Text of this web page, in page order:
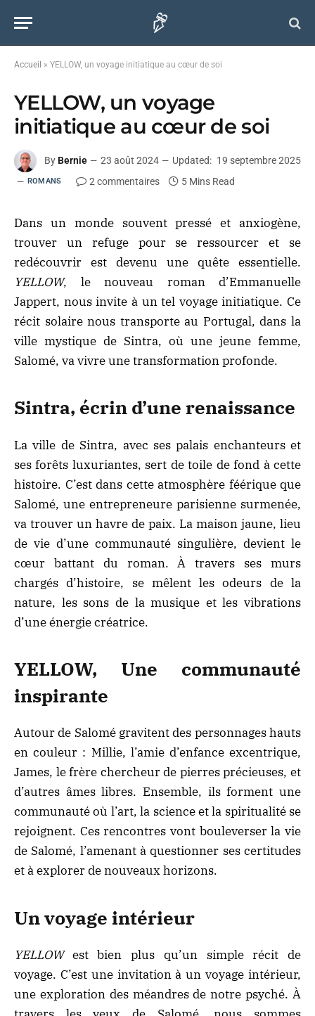
Accueil » YELLOW, un voyage initiatique au cœur de soi
YELLOW, un voyage
initiatique au cœur de soi
By Bernie 23 août 2024 Updated: 19 septembre 2025
ROMANS 2 commentaires 5 Mins Read
Dans un monde souvent pressé et anxiogène,
trouver un refuge pour se ressourcer et se
redécouvrir est devenu une quête essentielle.
YELLOW, le nouveau roman d’Emmanuelle
Jappert, nous invite à un tel voyage initiatique. Ce
récit solaire nous transporte au Portugal, dans la
ville mystique de Sintra, où une jeune femme,
Salomé, va vivre une transformation profonde.
Sintra, écrin d’une renaissance
La ville de Sintra, avec ses palais enchanteurs et
ses forêts luxuriantes, sert de toile de fond à cette
histoire. C’est dans cette atmosphère féérique que
Salomé, une entrepreneure parisienne surmenée,
va trouver un havre de paix. La maison jaune, lieu
de vie d’une communauté singulière, devient le
cœur battant du roman. À travers ses murs
chargés d’histoire, se mêlent les odeurs de la
nature, les sons de la musique et les vibrations
d’une énergie créatrice.
YELLOW, Une communauté
inspirante
Autour de Salomé gravitent des personnages hauts
en couleur : Millie, l’amie d’enfance excentrique,
James, le frère chercheur de pierres précieuses, et
d’autres âmes libres. Ensemble, ils forment une
communauté où l’art, la science et la spiritualité se
rejoignent. Ces rencontres vont bouleverser la vie
de Salomé, l’amenant à questionner ses certitudes
et à explorer de nouveaux horizons.
Un voyage intérieur
YELLOWest bien plus qu’un simple récit de
voyage. C’est une invitation à un voyage intérieur,
une exploration des méandres de notre psyché. À